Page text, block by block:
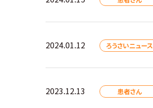
2024.01.12 ろうさいニュース
2023.12.13 患者さん